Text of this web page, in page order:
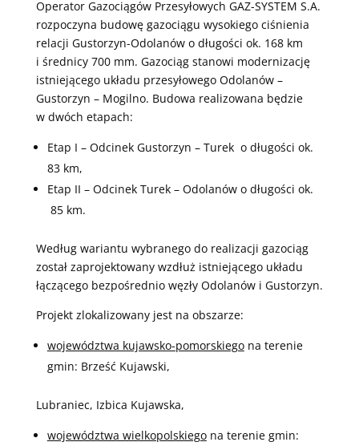
Operator Gazociągów Przesyłowych GAZ-SYSTEM S.A.
rozpoczyna budowę gazociągu wysokiego ciśnienia
relacji Gustorzyn-Odolanów o długości ok. 168 km
i średnicy 700 mm. Gazociąg stanowi modernizację
istniejącego układu przesyłowego Odolanów –
Gustorzyn – Mogilno. Budowa realizowana będzie
w dwóch etapach:
Etap I – Odcinek Gustorzyn – Turek o długości ok.
83 km,
Etap II – Odcinek Turek – Odolanów o długości ok.
85 km.
Według wariantu wybranego do realizacji gazociąg
został zaprojektowany wzdłuż istniejącego układu
łączącego bezpośrednio węzły Odolanów i Gustorzyn.
Projekt zlokalizowany jest na obszarze:
województwa kujawsko-pomorskiegona terenie
gmin: Brześć Kujawski,
Lubraniec, Izbica Kujawska,
województwa wielkopolskiegona terenie gmin: